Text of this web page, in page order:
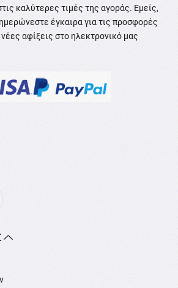
καλύτερες τιμές της αγοράς. Εμείς,
έγκαιρα για τις προσφορές
αφίξεις στο ηλεκτρονικό μας